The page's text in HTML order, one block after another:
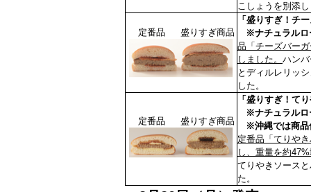
こしょうを別添
定番品 盛りすぎ商品
「盛りすぎ！チ
※ナチュラルロ
品「チーズバー
しました。 ハン
とディルレリッ
した。
定番品 盛りすぎ商品
「盛りすぎ！て
※ナチュラルロ
※沖縄では商品
定番品「てりや
し、重量を約
てりやきソース
た。